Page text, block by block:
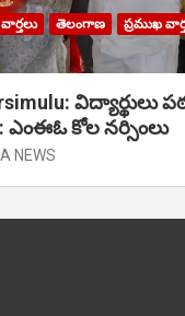
తెలంగాణ
ప్రముఖ
విద్యార్థులు
కోల నర్సింలు
NEWS